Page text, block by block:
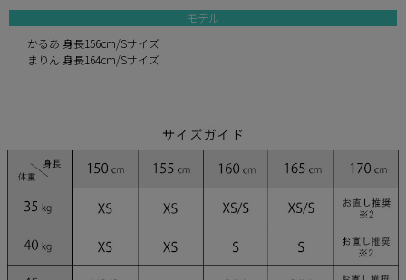
モデル
かるあ 身長156cm/Sサイズ
まりん 身長164cm/Sサイズ